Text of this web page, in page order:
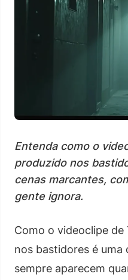
Entenda como o
produzido nos
cenas marcantes,
gente ignora.
Como o videoclipe
nos bastidores é uma
sempre aparecem